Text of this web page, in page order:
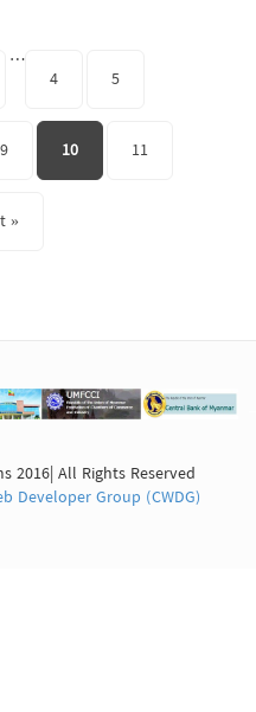
…
4
5
9 10 11
»
2016| All Rights Reserved
Developer Group (CWDG)